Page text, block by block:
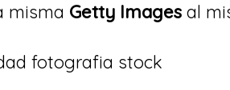
misma Getty Images al